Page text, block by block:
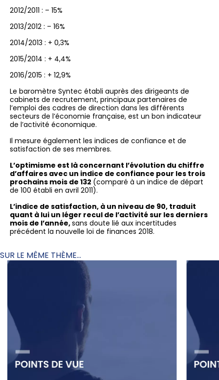
2012/2011 : – 15%
2013/2012 : – 16%
2014/2013 : + 0,3%
2015/2014 : + 4,4%
2016/2015 : + 12,9%
Le baromètre Syntec établi auprès des dirigeants de
cabinets de recrutement, principaux partenaires de
l’emploi des cadres de direction dans les différents
secteurs de l’économie française, est un bon indicateur
de l’activité économique.
Il mesure également les indices de confiance et de
satisfaction de ses membres.
L’optimisme est là concernant l’évolution du chiffre
d’affaires avec un indice de confiance pour les trois
prochains mois de 132 (comparé à un indice de départ
de 100 établi en avril 2011).
L’indice de satisfaction, à un niveau de 90, traduit
quant à lui un léger recul de l’activité sur les derniers
mois de l’année,sans doute lié aux incertitudes
précédent la nouvelle loi de finances 2018.
SUR LE MÊME THÈME...